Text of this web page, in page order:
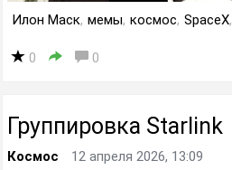
Илон Маск, мемы, космос, SpaceX,
0 0
Группировка Starlink
Космос 12 апреля 2026, 13:09